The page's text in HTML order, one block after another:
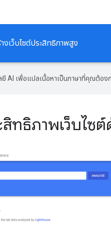
เว็บไซต์ประสิทธิภาพสูง
ยี AI เพื่อแปลเนื้อหาเป็นภาษาที่คุณต้อ
สิทธิภาพเว็บไซ